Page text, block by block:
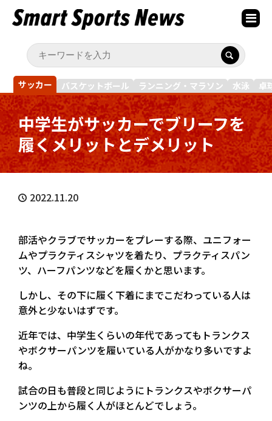
サッカー バスケットボール ランニング・マラソン 水泳 卓
中学生がサッカーでブリーフを
履くメリットとデメリット
2022.11.20
部活やクラブでサッカーをプレーする際、ユニフォー
ムやプラクティスシャツを着たり、プラクティスパン
ツ、ハーフパンツなどを履くかと思います。
しかし、その下に履く下着にまでこだわっている人は
意外と少ないはずです。
近年では、中学生くらいの年代であってもトランクス
やボクサーパンツを履いている人がかなり多いですよ
ね。
試合の日も普段と同じようにトランクスやボクサーパ
ンツの上から履く人がほとんどでしょう。